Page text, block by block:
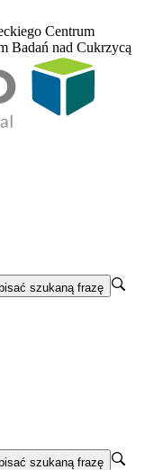
Centrum
Badań nad Cukrzycą
szukaną frazę
szukaną frazę